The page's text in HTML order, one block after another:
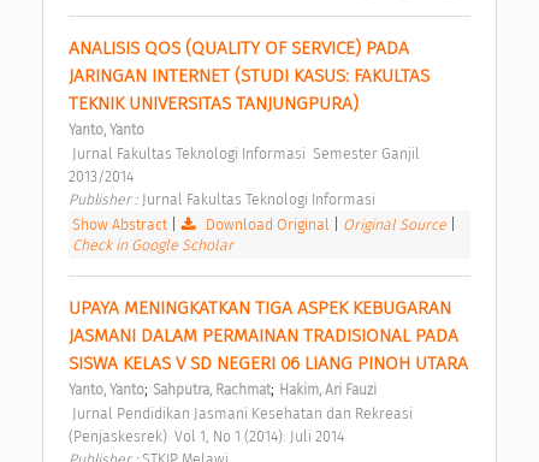
ANALISIS QOS (QUALITY OF SERVICE) PADA
JARINGAN INTERNET (STUDI KASUS: FAKULTAS
TEKNIK UNIVERSITAS TANJUNGPURA)
Yanto, Yanto
2013/2014
Publisher : Jurnal Fakultas Teknologi Informasi
Show Abstract
Download Original Original Source
Check in Google Scholar
UPAYA MENINGKATKAN TIGA ASPEK KEBUGARAN
JASMANI DALAM PERMAINAN TRADISIONAL PADA
Yanto, Yanto; Sahputra, Rachmat; Hakim, Ari Fauzi
(Penjaskesrek)  Vol 1, No 1 (2014): Juli 2014